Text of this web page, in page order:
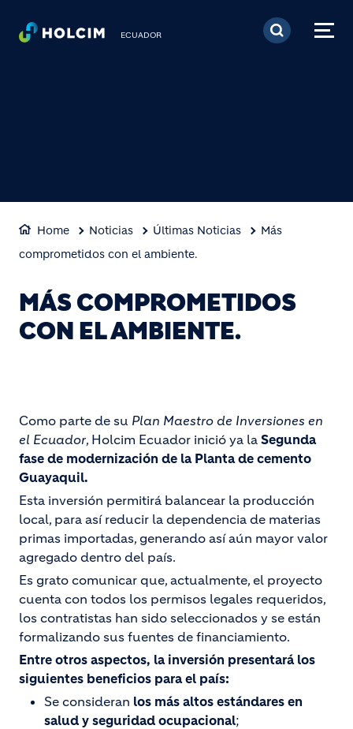
Pasar al contenido
ECUADOR
Home Noticias Últimas Noticias
Más
comprometidos con el ambiente.
MÁS COMPROMETIDOS
CON EL AMBIENTE.
Como parte de su Plan Maestro de Inversiones en
el Ecuador, Holcim Ecuador inició ya la Segunda
fase de modernización de la Planta de cemento
Guayaquil.
Esta inversión permitirá balancear la producción
local, para así reducir la dependencia de materias
primas importadas, generando así aún mayor valor
agregado dentro del país.
Es grato comunicar que, actualmente, el proyecto
cuenta con todos los permisos legales requeridos,
los contratistas han sido seleccionados y se están
formalizando sus fuentes de financiamiento.
Entre otros aspectos, la inversión presentará los
siguientes beneficios para el país:
Se consideran los más altos estándares en
salud y seguridad ocupacional;